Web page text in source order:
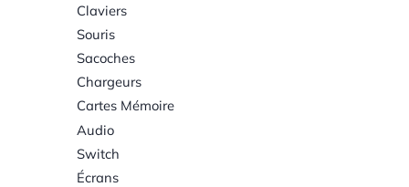
Claviers
Souris
Sacoches
Chargeurs
Cartes Mémoire
Audio
Switch
Écrans